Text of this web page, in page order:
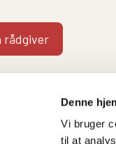
Denne
Vi bruger
til at
rådgiver